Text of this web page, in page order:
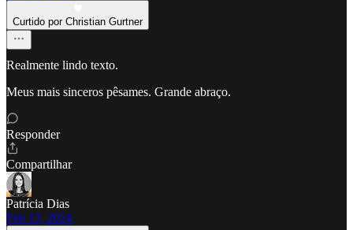
Curtido por Christian Gurtner
Realmente lindo texto.
Meus mais sinceros pêsames. Grande abraço.
Responder
Compartilhar
Patrícia Dias
Feb 13, 2024